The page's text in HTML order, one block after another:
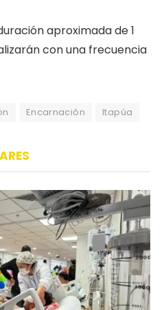
aproximada de 1
con una frecuencia
Encarnación Itapúa